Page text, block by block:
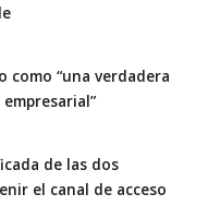
como “una verdadera
de las dos
el canal de acceso